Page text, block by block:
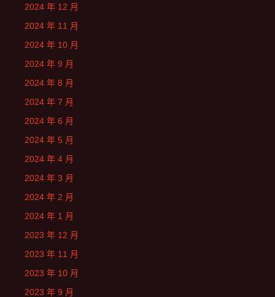
2024 年 12 月
2024 年 11 月
2024 年 10 月
2024 年 9 月
2024 年 8 月
2024 年 7 月
2024 年 6 月
2024 年 5 月
2024 年 4 月
2024 年 3 月
2024 年 2 月
2024 年 1 月
2023 年 12 月
2023 年 11 月
2023 年 10 月
2023 年 9 月